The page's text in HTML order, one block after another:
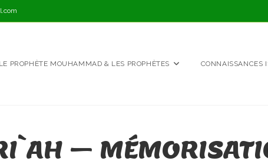
LE PROPHÈTE MOUHAMMAD & LES PROPHÈTES CONNAISSANCES
–